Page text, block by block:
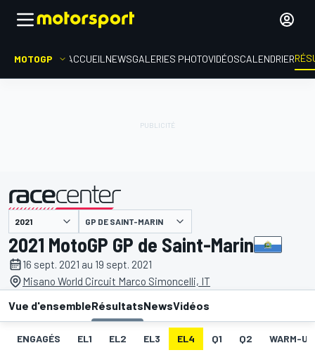
MOTOGP ACCUEIL NEWSGALERIES PHOTOVIDÉOSCALENDRIER
présenté par GP DE SAINT-MARIN
2021 MotoGP GP de Saint-Marin
16 sept. 2021 au 19 sept. 2021
Misano World Circuit Marco Simoncelli, IT
Vue d'ensembleRésultatsNewsVidéos
ENGAGÉS EL1 EL2 EL3 EL4 Q1 Q2 WARM-UP